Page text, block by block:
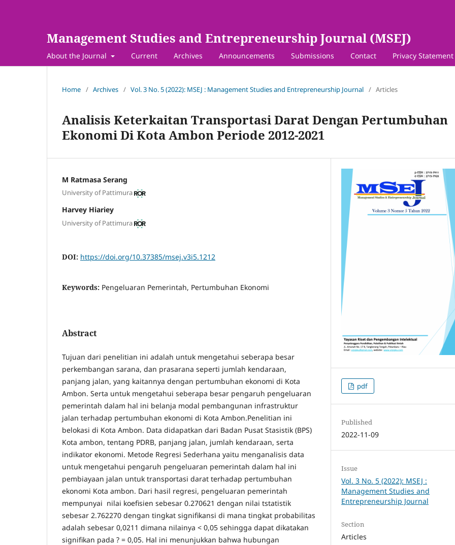
Management Studies and Entrepreneurship Journal (MSEJ)
About the Journal Current Archives Announcements Submissions Contact Privacy Statement
Home / Archives / Vol. 3 No. 5 (2022): MSEJ : Management Studies and Entrepreneurship Journal / Articles
Analisis Keterkaitan Transportasi Darat Dengan Pertumbuhan
Ekonomi Di Kota Ambon Periode 2012-2021
M Ratmasa Serang
University of Pattimura
Harvey Hiariey
University of Pattimura
DOI: https://doi.org/10.37385/msej.v3i5.1212
Keywords: Pengeluaran Pemerintah, Pertumbuhan Ekonomi
Abstract
Tujuan dari penelitian ini adalah untuk mengetahui seberapa besar
perkembangan sarana, dan prasarana seperti jumlah kendaraan,
panjang jalan, yang kaitannya dengan pertumbuhan ekonomi di Kota
Ambon. Serta untuk mengetahui seberapa besar pengaruh pengeluaran
pemerintah dalam hal ini belanja modal pembangunan infrastruktur
jalan terhadap pertumbuhan ekonomi di Kota Ambon.Penelitian ini
belokasi di Kota Ambon. Data didapatkan dari Badan Pusat Stasistik (BPS)
Kota ambon, tentang PDRB, panjang jalan, jumlah kendaraan, serta
indikator ekonomi. Metode Regresi Sederhana yaitu menganalisis data
untuk mengetahui pengaruh pengeluaran pemerintah dalam hal ini
pembiayaan jalan untuk transportasi darat terhadap pertumbuhan
ekonomi Kota ambon. Dari hasil regresi, pengeluaran pemerintah
mempunyai nilai koefisien sebesar 0.270621 dengan nilai tstatistik
sebesar 2.762270 dengan tingkat signifikansi di mana tingkat probabilitas
adalah sebesar 0,0211 dimana nilainya < 0,05 sehingga dapat dikatakan
signifikan pada ? = 0,05. Hal ini menunjukkan bahwa hubungan
pdf
Published
2022-11-09
Issue
Vol. 3 No. 5 (2022): MSEJ :
Management Studies and
Entrepreneurship Journal
Section
Articles